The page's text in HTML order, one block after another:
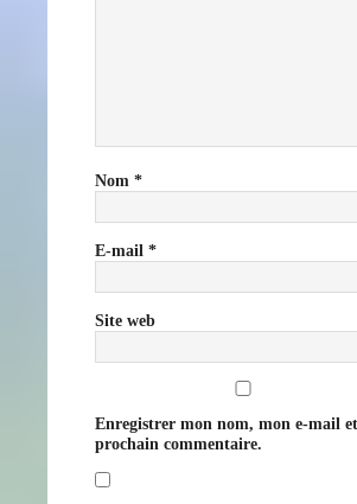
Nom *
E-mail *
Site web
Enregistrer mon nom, mon e-mail
prochain commentaire.